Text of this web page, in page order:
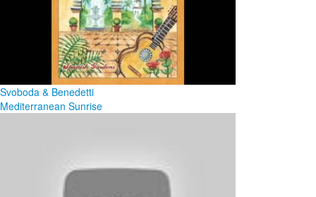
Svoboda & Benedetti
Mediterranean Sunrise